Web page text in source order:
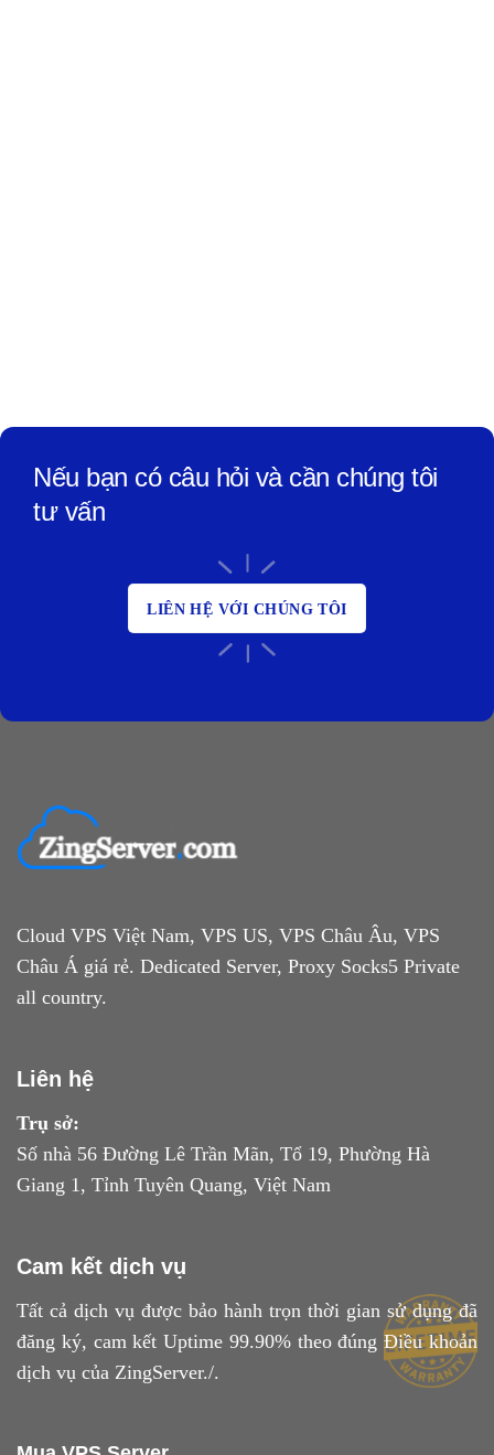
Nếu bạn có câu hỏi và cần chúng tôi
tư vấn
LIÊN HỆ VỚI CHÚNG TÔI
Cloud VPS Việt Nam, VPS US, VPS Châu Âu, VPS
Châu Á giá rẻ. Dedicated Server, Proxy Socks5 Private
all country.
Liên hệ
Trụ sở:
Số nhà 56 Đường Lê Trần Mãn, Tổ 19, Phường Hà
Giang 1, Tỉnh Tuyên Quang, Việt Nam
Cam kết dịch vụ
Tất cả dịch vụ được bảo hành trọn thời gian sử dụng đã
đăng ký, cam kết Uptime 99.90% theo đúngĐiều khoản
dịch vụ của ZingServer./.